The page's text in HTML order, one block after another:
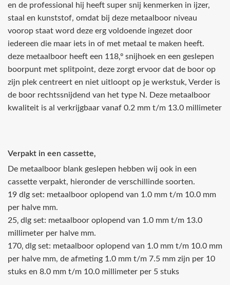
en de professional hij heeft super snij kenmerken in ijzer,
staal en kunststof, omdat bij deze metaalboor niveau
voorop staat word deze erg voldoende ingezet door
iedereen die maar iets in of met metaal te maken heeft.
deze metaalboor heeft een 118‚º snijhoek en een geslepen
boorpunt met splitpoint, deze zorgt ervoor dat de boor op
zijn plek centreert en niet uitloopt op je werkstuk, Verder is
de boor rechtssnijdend van het type N. Deze metaalboor
kwaliteit is al verkrijgbaar vanaf 0.2 mm t/m 13.0 millimeter
Verpakt in een cassette‚
De metaalboor blank geslepen hebben wij ook in een
cassette verpakt, hieronder de verschillinde soorten.
19 dlg set: metaalboor oplopend van 1.0 mm t/m 10.0 mm
per halve mm.
25‚ dlg set: metaalboor oplopend van 1.0 mm t/m 13.0
millimeter per halve mm.
170‚ dlg set: metaalboor oplopend van 1.0 mm t/m 10.0 mm
per halve mm, de afmeting 1.0 mm t/m 7.5 mm zijn per 10
stuks en 8.0 mm t/m 10.0 millimeter per 5 stuks